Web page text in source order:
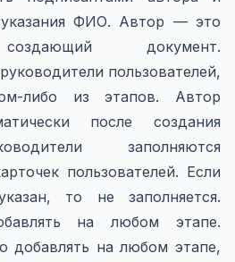
указания ФИО. Автор — это
документ.
пользователей,
либо из этапов. Автор
после создания
заполняются
пользователей. Если
то не заполняется.
на любом этапе.
добавлять на любом этапе,